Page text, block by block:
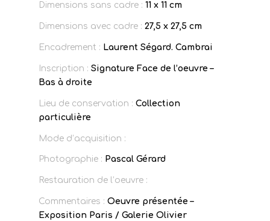
Dimensions sans cadre : 11 x 11 cm
Dimensions avec cadre : 27,5 x 27,5 cm
Encadrement : Laurent Ségard. Cambrai
Inscription : Signature Face de l’oeuvre –
Bas à droite
Lieu de conservation : Collection
particulière
Mode d’acquisition :
Photographie : Pascal Gérard
Restauration de l’oeuvre :
Commentaires : Oeuvre présentée –
Exposition Paris / Galerie Olivier